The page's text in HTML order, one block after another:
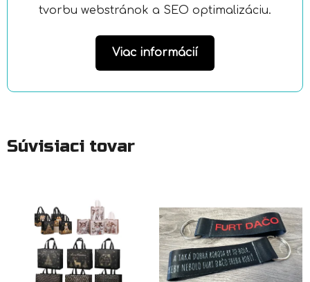
tvorbu webstránok a SEO optimalizáciu.
Viac informácií
Súvisiaci tovar